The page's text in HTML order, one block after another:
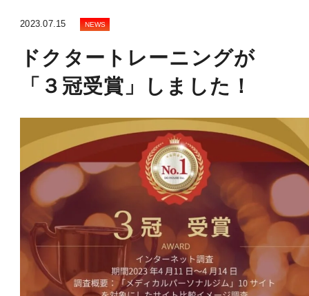
2023.07.15 NEWS
ドクタートレーニングが
「３冠受賞」しました！
LOCATION
店舗一覧
CAST
PRICE
料金
TRAINING
トレーニング
METHOD
REVIEW